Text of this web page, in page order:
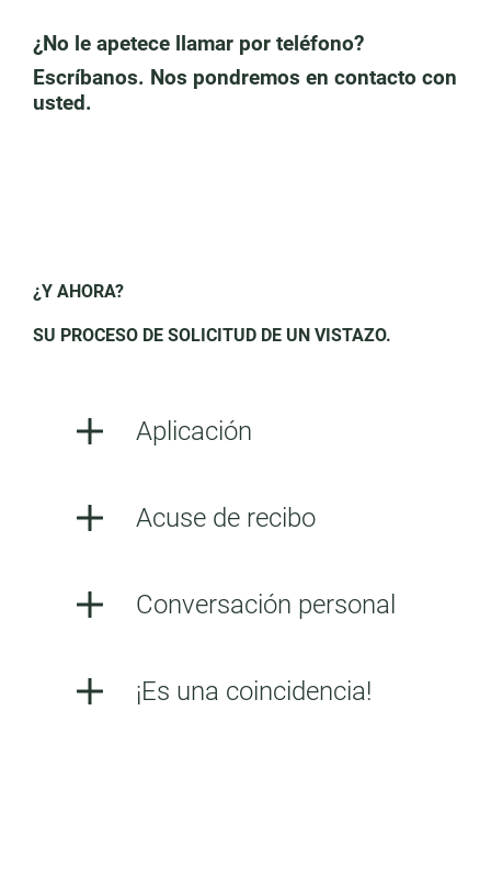
¿No le apetece llamar por teléfono?
Escríbanos. Nos pondremos en contacto con
usted.
¿Y AHORA?
SU PROCESO DE SOLICITUD DE UN VISTAZO.
Aplicación
Acuse de recibo
Conversación personal
¡Es una coincidencia!